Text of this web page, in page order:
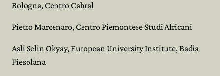
Bologna, Centro Cabral
Pietro Marcenaro, Centro Piemontese Studi Africani
Asli Selin Okyay, European University Institute, Badia
Fiesolana